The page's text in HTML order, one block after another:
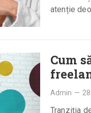
atenție
Cum
Admin —
Tranziția